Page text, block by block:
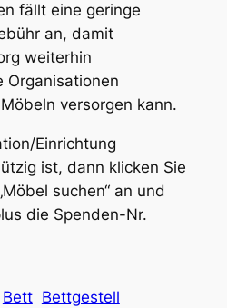
fällt eine geringe
an, damit
weiterhin
Organisationen
versorgen kann.
Einrichtung
ist, dann klicken Sie
suchen“ an und
die Spenden-Nr.
Bett Bettgestell